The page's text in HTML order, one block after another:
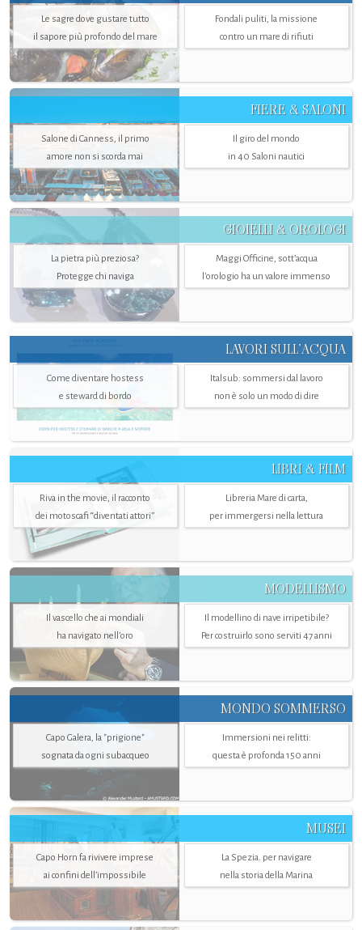
Le sagre dove gustare tutto
il sapore più profondo del mare
Fondali puliti, la missione
contro un mare di rifiuti
FIERE & SALONI
Salone di Canness, il primo
amore non si scorda mai
Il giro del mondo
in 40 Saloni nautici
GIOIELLI & OROLOGI
La pietra più preziosa?
Protegge chi naviga
Maggi Officine, sott’acqua
l'orologio ha un valore immenso
LAVORI SULL’ACQUA
Come diventare hostess
e steward di bordo
Italsub: sommersi dal lavoro
non è solo un modo di dire
LIBRI & FILM
Riva in the movie, il racconto
dei motoscafi “diventati attori”
Libreria Mare di carta,
per immergersi nella lettura
MODELLISMO
Il vascello che ai mondiali
ha navigato nell’oro
Il modellino di nave irripetibile?
Per costruirlo sono serviti 47 anni
MONDO SOMMERSO
Capo Galera, la "prigione"
sognata da ogni subacqueo
Immersioni nei relitti:
questa è profonda 150 anni
MUSEI
Capo Horn fa rivivere imprese
ai confini dell’impossibile
La Spezia. per navigare
nella storia della Marina